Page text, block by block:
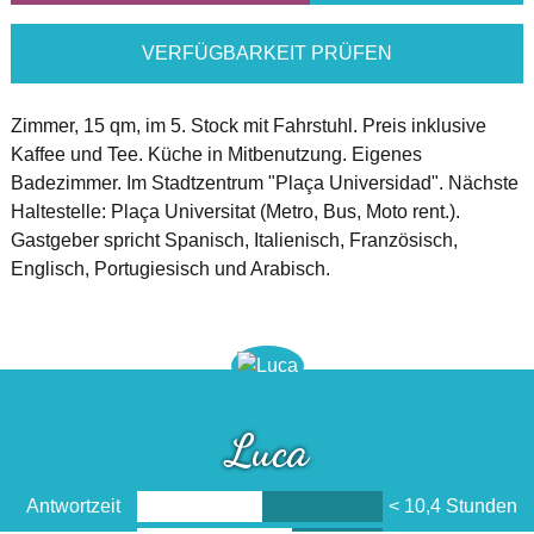
VERFÜGBARKEIT PRÜFEN
Zimmer, 15 qm, im 5. Stock mit Fahrstuhl. Preis inklusive
Kaffee und Tee. Küche in Mitbenutzung. Eigenes
Badezimmer. Im Stadtzentrum "Plaça Universidad". Nächste
Haltestelle: Plaça Universitat (Metro, Bus, Moto rent.).
Gastgeber spricht Spanisch, Italienisch, Französisch,
Englisch, Portugiesisch und Arabisch.
Luca
Antwortzeit
< 10,4 Stunden